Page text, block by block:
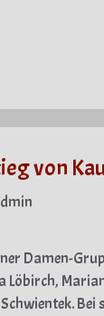
von
Damen-
Löbirch,
Bei